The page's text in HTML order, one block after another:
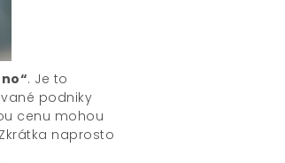
. Je to
podniky
cenu mohou
naprosto